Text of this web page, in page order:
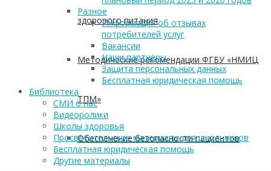
здорового питания
Методические рекомендации ФГБУ «НМИЦ
ТПМ»
Обеспечение безопасности пациентов
Разное
Информация об отзывах
потребителей услуг
Вакансии
Наши партнеры
Защита персональных данных
Бесплатная юридическая помощь
Библиотека
СМИ о нас
Видеоролики
Школы здоровья
Просветительские материалы для школьников
Бесплатная юридическая помощь
Другие материалы